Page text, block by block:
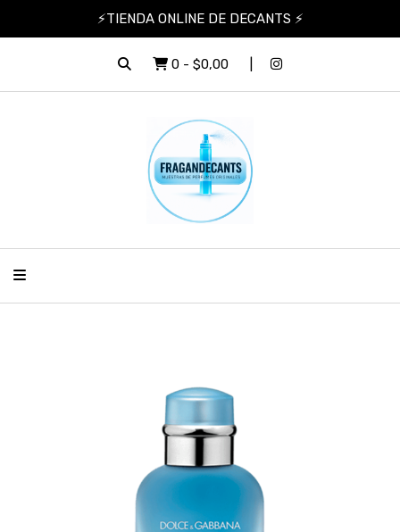
⚡TIENDA ONLINE DE DECANTS ⚡
0 - $0,00